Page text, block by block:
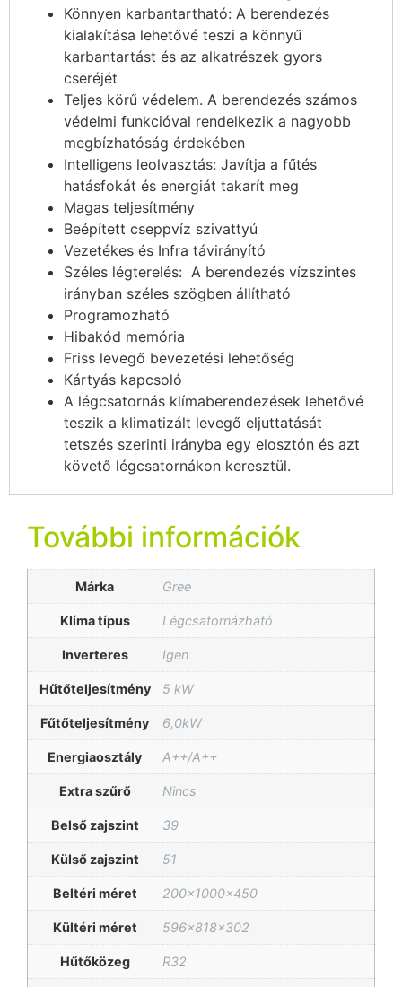
Könnyen karbantartható: A berendezés
kialakítása lehetővé teszi a könnyű
karbantartást és az alkatrészek gyors
cseréjét
Teljes körű védelem. A berendezés számos
védelmi funkcióval rendelkezik a nagyobb
megbízhatóság érdekében
Intelligens leolvasztás: Javítja a fűtés
hatásfokát és energiát takarít meg
Magas teljesítmény
Beépített cseppvíz szivattyú
Vezetékes és Infra távirányító
Széles légterelés: A berendezés vízszintes
irányban széles szögben állítható
Programozható
Hibakód memória
Friss levegő bevezetési lehetőség
Kártyás kapcsoló
A légcsatornás klímaberendezések lehetővé
teszik a klimatizált levegő eljuttatását
tetszés szerinti irányba egy elosztón és azt
követő légcsatornákon keresztül.
További információk
Márka Gree
Klíma típus Légcsatornázható
Inverteres Igen
Hűtőteljesítmény 5 kW
Fűtőteljesítmény 6,0kW
Energiaosztály A++/A++
Extra szűrő Nincs
Belső zajszint 39
Külső zajszint 51
Beltéri méret 200x1000x450
Kültéri méret 596x818x302
Hűtőközeg R32